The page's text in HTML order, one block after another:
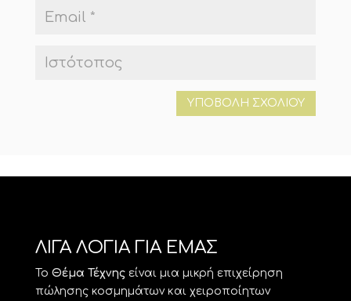
ΛΙΓΑ ΛΟΓΙΑ ΓΙΑ ΕΜΑΣ
Το Θέμα Τέχνηςείναι μια μικρή επιχείρηση
πώλησης κοσμημάτων και χειροποίητων